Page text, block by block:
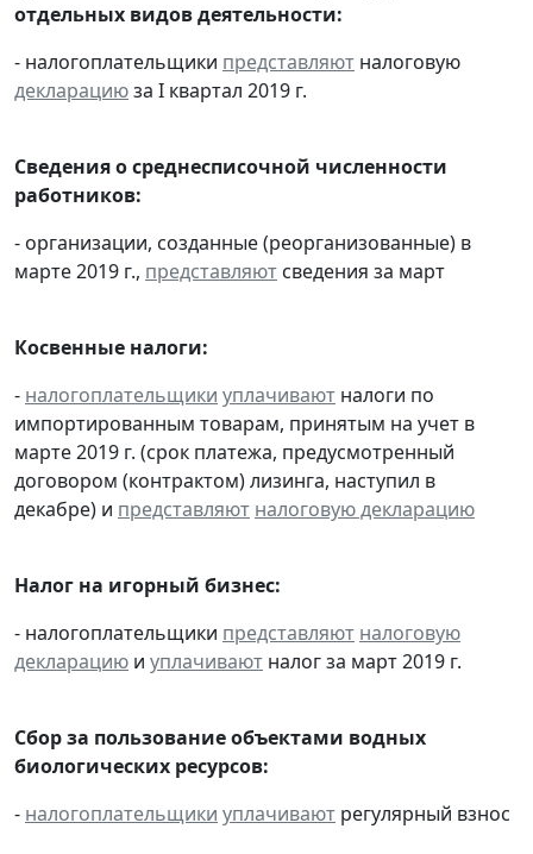
отдельных видов деятельности:
- налогоплательщики представляют налоговую
декларациюза I квартал 2019 г.
Сведения о среднесписочной численности
работников:
- организации, созданные (реорганизованные) в
марте 2019 г., представляют сведения за март
Косвенные налоги:
- налогоплательщики уплачивают налоги по
импортированным товарам, принятым на учет в
марте 2019 г. (срок платежа, предусмотренный
договором (контрактом) лизинга, наступил в
декабре) и представляют налоговую декларацию
Налог на игорный бизнес:
- налогоплательщики представляют налоговую
декларацию и уплачивают налог за март 2019 г.
Сбор за пользование объектами водных
биологических ресурсов:
- налогоплательщики уплачивают регулярный взнос